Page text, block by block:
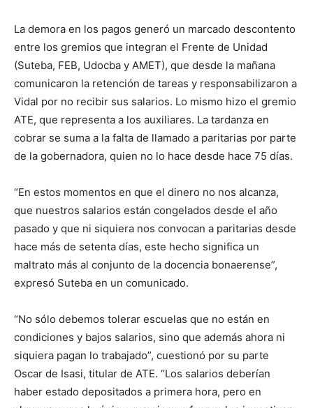
La demora en los pagos generó un marcado descontento
entre los gremios que integran el Frente de Unidad
(Suteba, FEB, Udocba y AMET), que desde la mañana
comunicaron la retención de tareas y responsabilizaron a
Vidal por no recibir sus salarios. Lo mismo hizo el gremio
ATE, que representa a los auxiliares. La tardanza en
cobrar se suma a la falta de llamado a paritarias por parte
de la gobernadora, quien no lo hace desde hace 75 días.
“En estos momentos en que el dinero no nos alcanza,
que nuestros salarios están congelados desde el año
pasado y que ni siquiera nos convocan a paritarias desde
hace más de setenta días, este hecho significa un
maltrato más al conjunto de la docencia bonaerense”,
expresó Suteba en un comunicado.
“No sólo debemos tolerar escuelas que no están en
condiciones y bajos salarios, sino que además ahora ni
siquiera pagan lo trabajado”, cuestionó por su parte
Oscar de Isasi, titular de ATE. “Los salarios deberían
haber estado depositados a primera hora, pero en